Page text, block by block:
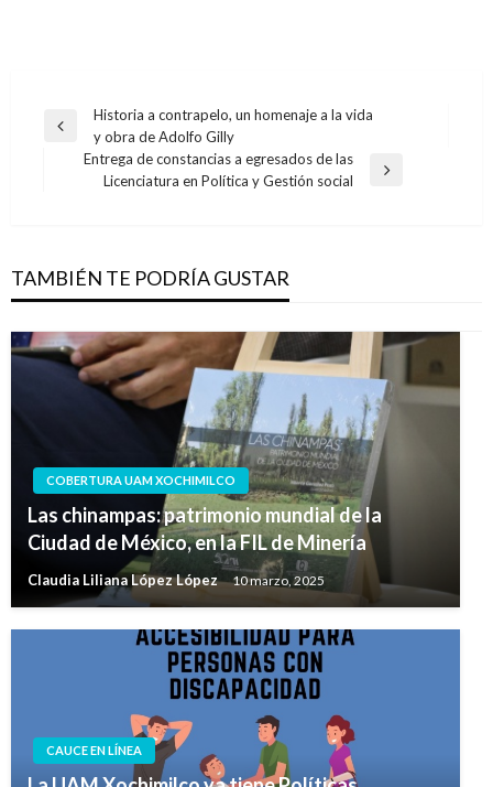
Navegación
entradas
Entrada
anterior
Historia a contrapelo, un homenaje a la vida
y obra de Adolfo Gilly
Entrada
Entrega de constancias a egresados de las
Licenciatura en Política y Gestión social
TAMBIÉN TE PODRÍA GUSTAR
COBERTURA UAM XOCHIMILCO
Las chinampas: patrimonio mundial de la
Ciudad de México, en la FIL de Minería
Claudia Liliana López López 10 marzo, 2025
CAUCE EN LÍNEA